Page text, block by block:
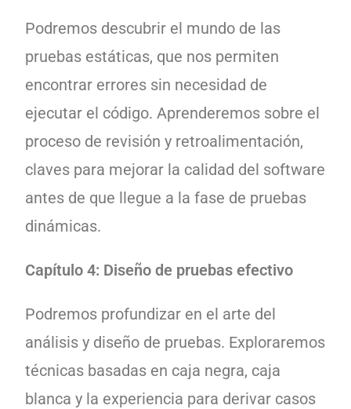
Podremos descubrir el mundo de las
pruebas estáticas, que nos permiten
encontrar errores sin necesidad de
ejecutar el código. Aprenderemos sobre el
proceso de revisión y retroalimentación,
claves para mejorar la calidad del software
antes de que llegue a la fase de pruebas
dinámicas.
Capítulo 4: Diseño de pruebas efectivo
Podremos profundizar en el arte del
análisis y diseño de pruebas. Exploraremos
técnicas basadas en caja negra, caja
blanca y la experiencia para derivar casos